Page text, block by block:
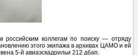
российским коллегам по поиску — отряду
этого экипажа в архивах ЦАМО и ей
5-й авиаэскадрильи 212 дбап.